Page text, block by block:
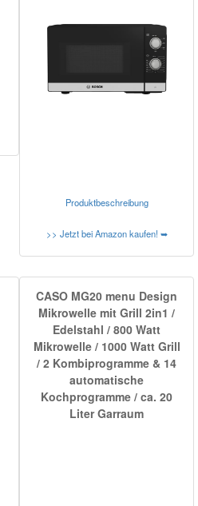
Produktbeschreibung
>> Jetzt bei Amazon kaufen! ➥
CASO MG20 menu Design
Mikrowelle mit Grill 2in1 /
Edelstahl / 800 Watt
Mikrowelle / 1000 Watt Grill
/ 2 Kombiprogramme & 14
automatische
Kochprogramme / ca. 20
Liter Garraum